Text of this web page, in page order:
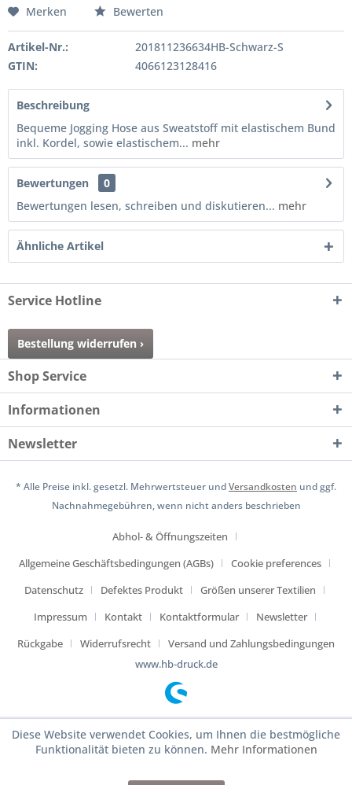
Merken Bewerten
Artikel-Nr.:
201811236634HB-Schwarz-S
GTIN:
4066123128416
Beschreibung
Bequeme Jogging Hose aus Sweatstoff mit elastischem Bund
inkl. Kordel, sowie elastischem... mehr
Bewertungen
0
Bewertungen lesen, schreiben und diskutieren... mehr
Ähnliche Artikel
Service Hotline
Bestellung widerrufen ›
Shop Service
Informationen
Newsletter
* Alle Preise inkl. gesetzl. Mehrwertsteuer undVersandkosten und ggf.
Nachnahmegebühren, wenn nicht anders beschrieben
Abhol- & Öffnungszeiten
Allgemeine Geschäftsbedingungen (AGBs)
Cookie preferences
Datenschutz
Defektes Produkt
Größen unserer Textilien
Impressum
Kontakt Kontaktformular
Newsletter
Rückgabe
Widerrufsrecht
Versand und Zahlungsbedingungen
www.hb-druck.de
Diese Website verwendet Cookies, um Ihnen die bestmögliche
Funktionalität bieten zu können. Mehr Informationen